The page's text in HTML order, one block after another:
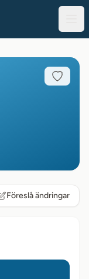
Föreslå ändringar